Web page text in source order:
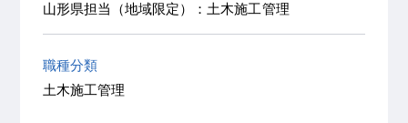
山形県担当（地域限定）：土木施工管理
職種分類
土木施工管理